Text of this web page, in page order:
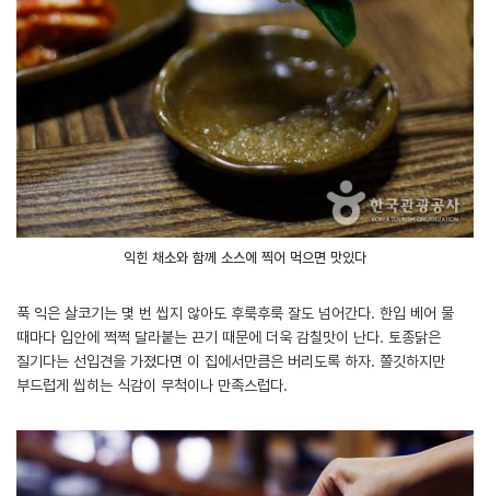
익힌 채소와 함께 소스에 찍어 먹으면 맛있다
푹 익은 살코기는 몇 번 씹지 않아도 후룩후룩 잘도 넘어간다. 한입 베어 물
때마다 입안에 쩍쩍 달라붙는 끈기 때문에 더욱 감칠맛이 난다. 토종닭은
질기다는 선입견을 가졌다면 이 집에서만큼은 버리도록 하자. 쫄깃하지만
부드럽게 씹히는 식감이 무척이나 만족스럽다.